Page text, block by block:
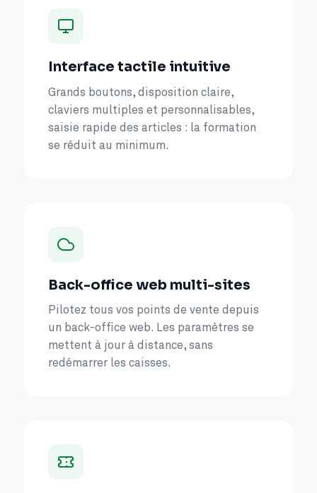
Interface tactile intuitive
Grands boutons, disposition claire,
claviers multiples et personnalisables,
saisie rapide des articles : la formation
se réduit au minimum.
Back-office web multi-sites
Pilotez tous vos points de vente depuis
un back-office web. Les paramètres se
mettent à jour à distance, sans
redémarrer les caisses.